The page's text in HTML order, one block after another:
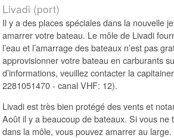
Livadi (port)
Il y a des places spéciales dans la nouvelle
amarrer votre bateau. Le môle de Livadi
l’eau et l’amarrage des bateaux n’est pas
approvisionner votre bateau en carburants
d’informations, veuillez contacter la
2281051470 - canal VHF: 12).
Livadi est très bien protégé des vents et
Août il y a beaucoup de bateaux. Si vous ne
dans la môle, vous pouvez amarrer au large.